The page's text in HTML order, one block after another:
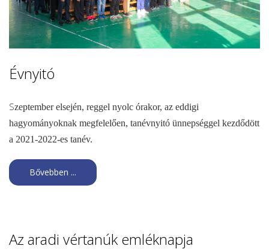
Évnyitó
Szeptember elsején, reggel nyolc órakor, az eddigi
hagyományoknak megfelelően, tanévnyitó ünnepséggel kezdődött
a 2021-2022-es tanév.
Bővebben ...
Az aradi vértanúk emléknapja